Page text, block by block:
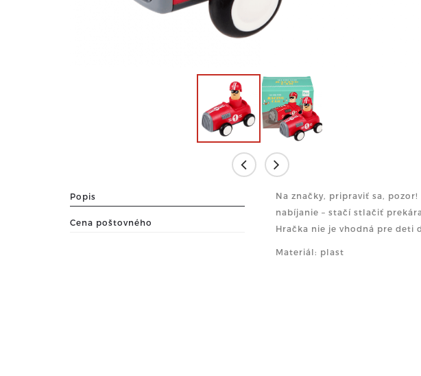
Popis
Cena poštovného
Na značky, pripraviť sa,
nabíjanie – stačí stlačiť
Hračka nie je vhodná pre deti
Materiál: plast